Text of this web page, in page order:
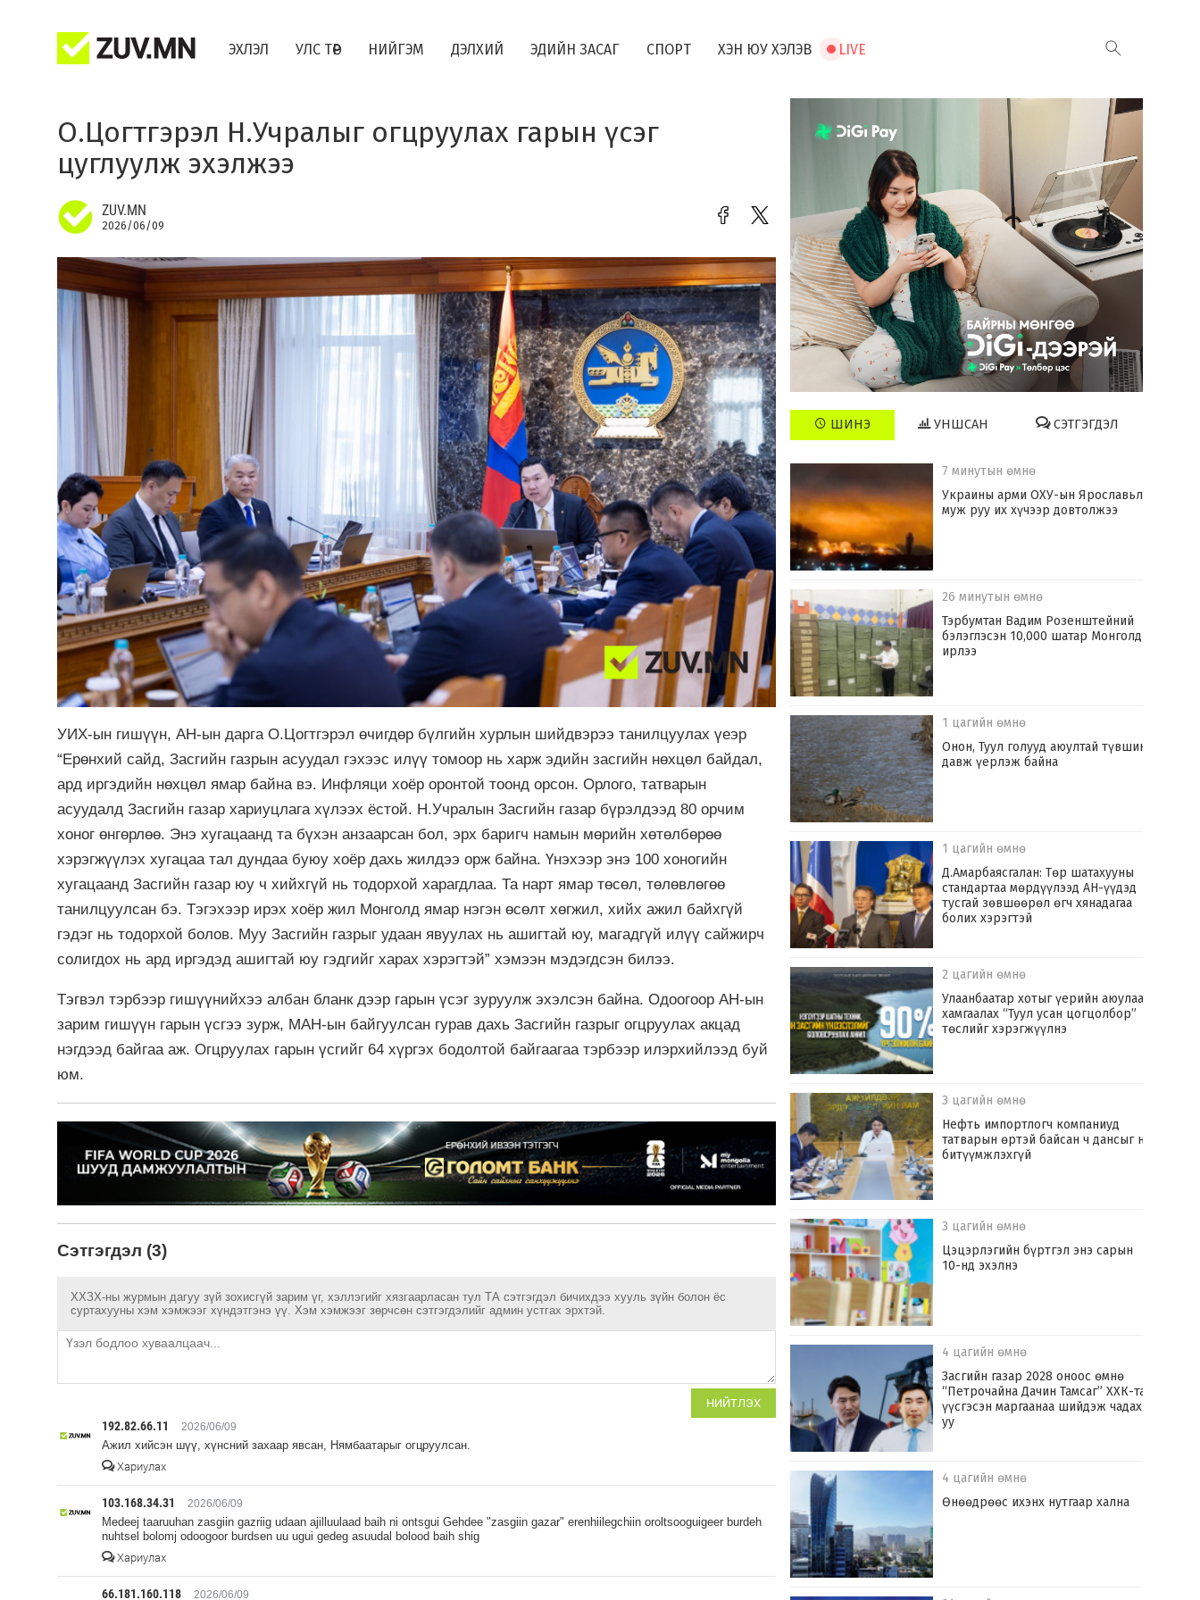
ЭХЛЭЛ УЛС ТӨР НИЙГЭМ ДЭЛХИЙ ЭДИЙН ЗАСАГ СПОРТ ХЭН ЮУ ХЭЛЭВ LIVE
О.Цогтгэрэл Н.Учралыг огцруулах гарын үсэг
цуглуулж эхэлжээ
ZUV.MN
2026/06/09
УИХ-ын гишүүн, АН-ын дарга О.Цогтгэрэл өчигдөр бүлгийн хурлын шийдвэрээ танилцуулах үеэр
“Ерөнхий сайд, Засгийн газрын асуудал гэхээс илүү томоор нь харж эдийн засгийн нөхцөл байдал,
ард иргэдийн нөхцөл ямар байна вэ. Инфляци хоёр оронтой тоонд орсон. Орлого, татварын
асуудалд Засгийн газар хариуцлага хүлээх ёстой. Н.Учралын Засгийн газар бүрэлдээд 80 орчим
хоног өнгөрлөө. Энэ хугацаанд та бүхэн анзаарсан бол, эрх баригч намын мөрийн хөтөлбөрөө
хэрэгжүүлэх хугацаа тал дундаа буюу хоёр дахь жилдээ орж байна. Үнэхээр энэ 100 хоногийн
хугацаанд Засгийн газар юу ч хийхгүй нь тодорхой харагдлаа. Та нарт ямар төсөл, төлөвлөгөө
танилцуулсан бэ. Тэгэхээр ирэх хоёр жил Монголд ямар нэгэн өсөлт хөгжил, хийх ажил байхгүй
гэдэг нь тодорхой болов. Муу Засгийн газрыг удаан явуулах нь ашигтай юу, магадгүй илүү сайжирч
солигдох нь ард иргэдэд ашигтай юу гэдгийг харах хэрэгтэй” хэмээн мэдэгдсэн билээ.
Тэгвэл тэрбээр гишүүнийхээ албан бланк дээр гарын үсэг зуруулж эхэлсэн байна. Одоогоор АН-ын
зарим гишүүн гарын үсгээ зурж, МАН-ын байгуулсан гурав дахь Засгийн газрыг огцруулах акцад
нэгдээд байгаа аж. Огцруулах гарын үсгийг 64 хүргэх бодолтой байгаагаа тэрбээр илэрхийлээд буй
юм.
Сэтгэгдэл (3)
ХХЗХ-ны журмын дагуу зүй зохисгүй зарим үг, хэллэгийг хязгаарласан тул ТА сэтгэгдэл бичихдээ хууль зүйн болон ёс
суртахууны хэм хэмжээг хүндэтгэнэ үү. Хэм хэмжээг зөрчсөн сэтгэгдэлийг админ устгах эрхтэй.
НИЙТЛЭХ
192.82.66.11 2026/06/09
Ажил хийсэн шүү, хүнсний захаар явсан, Нямбаатарыг огцруулсан.
Хариулах
103.168.34.31 2026/06/09
Medeej taaruuhan zasgiin gazriig udaan ajilluulaad baih ni ontsgui Gehdee "zasgiin gazar" erenhiilegchiin oroltsooguigeer burdeh
nuhtsel bolomj odoogoor burdsen uu ugui gedeg asuudal bolood baih shig
Хариулах
66.181.160.118 2026/06/09
ШИНЭ УНШСАН СЭТГЭГДЭЛ
7 минутын өмнө
Украины арми ОХУ-ын Ярославьл
муж руу их хүчээр довтолжээ
26 минутын өмнө
Тэрбумтан Вадим Розенштейний
бэлэглэсэн 10,000 шатар Монголд
ирлээ
1 цагийн өмнө
Онон, Туул голууд аюултай түвшинг
давж үерлэж байна
1 цагийн өмнө
Д.Амарбаясгалан: Төр шатахууны
стандартаа мөрдүүлээд АН-үүдэд
тусгай зөвшөөрөл өгч хянадагаа
болих хэрэгтэй
2 цагийн өмнө
Улаанбаатар хотыг үерийн аюулаас
хамгаалах “Туул усан цогцолбор”
төслийг хэрэгжүүлнэ
3 цагийн өмнө
Нефть импортлогч компаниуд
татварын өртэй байсан ч дансыг нь
битүүмжлэхгүй
3 цагийн өмнө
Цэцэрлэгийн бүртгэл энэ сарын
10-нд эхэлнэ
4 цагийн өмнө
Засгийн газар 2028 оноос өмнө
“Петрочайна Дачин Тамсаг” ХХК-тай
үүсгэсэн маргаанаа шийдэж чадах
уу
4 цагийн өмнө
Өнөөдрөөс ихэнх нутгаар хална